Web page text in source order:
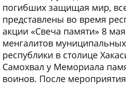
погибших защищая мир,
представлены во время
акции «Свеча памяти» 8 мая
менгалитов
республики в столице
Самохвал у Мемориала
воинов. После